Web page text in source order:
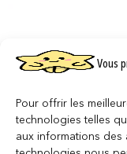
Vous
Pour offrir les
technologies telles
aux informations des